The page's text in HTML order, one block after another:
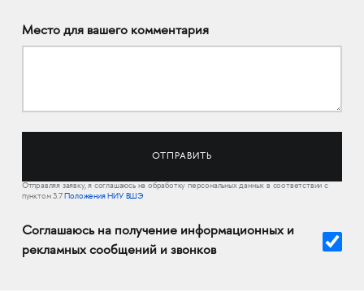
Место для вашего комментария
Отправляя заявку, я соглашаюсь на обработку персональных данных в соответствии с
пунктом 3.7
Положения НИУ ВШЭ
Соглашаюсь на получение информационных и
рекламных сообщений и звонков